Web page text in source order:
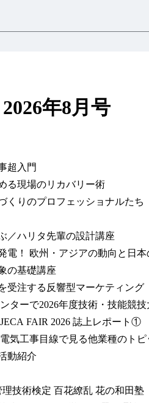
年8月号
超入門
る現場のリカバリー術
くりのプロフェッショナルたち
／ハリタ先輩の設計講座
電！ 欧州・アジアの動向と日本
の基礎講座
受注する反響型マーケティング
ターで2026年度技術・技能競技
FAIR 2026 誌上レポート①
気工事目線で見る他業種のトピ
動紹介
技術検定 百花繚乱 花の和田塾